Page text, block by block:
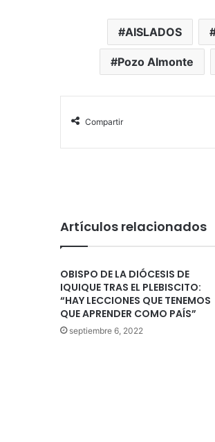
AISLADOS
Pozo Almonte
Compartir
Artículos relacionados
OBISPO DE LA DIÓCESIS DE
IQUIQUE TRAS EL PLEBISCITO:
“HAY LECCIONES QUE TENEMOS
QUE APRENDER COMO PAÍS”
septiembre 6, 2022